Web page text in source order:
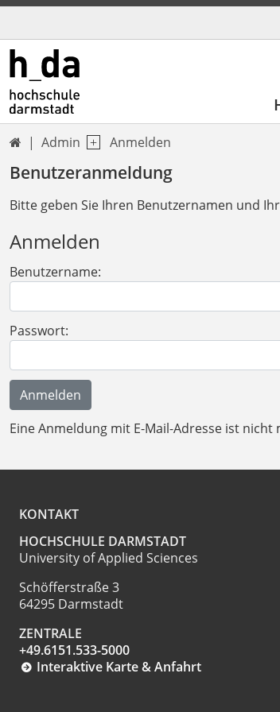
 Admin Anmelden
Benutzeranmeldung
Bitte geben Sie Ihren Benutzernamen und
Anmelden
Benutzername:
Passwort:
Eine Anmeldung mit E-Mail-Adresse ist nicht
KONTAKT
HOCHSCHULE DARMSTADT
University of Applied Sciences
Schöfferstraße 3
64295 Darmstadt
ZENTRALE
+49.6151.533-5000
Interaktive Karte & Anfahrt